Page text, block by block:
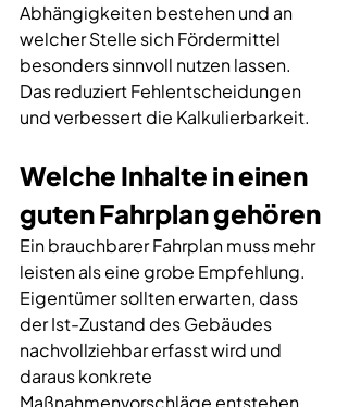
Abhängigkeiten bestehen und an
welcher Stelle sich Fördermittel
besonders sinnvoll nutzen lassen.
Das reduziert Fehlentscheidungen
und verbessert die Kalkulierbarkeit.
Welche Inhalte in einen
guten Fahrplan gehören
Ein brauchbarer Fahrplan muss mehr
leisten als eine grobe Empfehlung.
Eigentümer sollten erwarten, dass
der Ist-Zustand des Gebäudes
nachvollziehbar erfasst wird und
daraus konkrete
Maßnahmenvorschläge entstehen.